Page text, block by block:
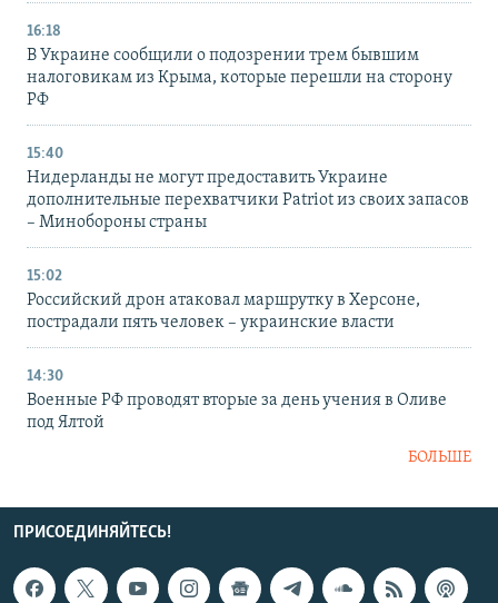
16:18
В Украине сообщили о подозрении трем бывшим
налоговикам из Крыма, которые перешли на сторону
РФ
15:40
Нидерланды не могут предоставить Украине
дополнительные перехватчики Patriot из своих запасов
– Минобороны страны
15:02
Российский дрон атаковал маршрутку в Херсоне,
пострадали пять человек – украинские власти
14:30
Военные РФ проводят вторые за день учения в Оливе
под Ялтой
БОЛЬШЕ
ПРИСОЕДИНЯЙТЕСЬ!